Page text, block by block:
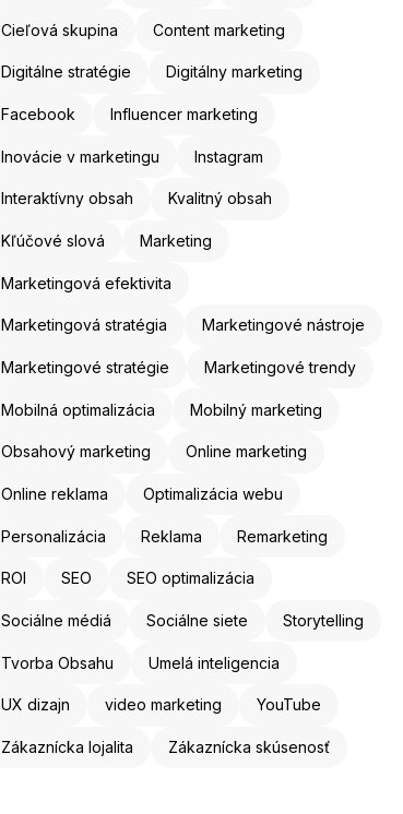
Cieľová skupina Content marketing
Digitálne stratégie Digitálny marketing
Facebook Influencer marketing
Inovácie v marketingu Instagram
Interaktívny obsah Kvalitný obsah
Kľúčové slová Marketing
Marketingová efektivita
Marketingová stratégia Marketingové nástroje
Marketingové stratégie Marketingové trendy
Mobilná optimalizácia Mobilný marketing
Obsahový marketing Online marketing
Online reklama Optimalizácia webu
Personalizácia Reklama Remarketing
ROI SEO SEO optimalizácia
Sociálne médiá Sociálne siete Storytelling
Tvorba Obsahu Umelá inteligencia
UX dizajn video marketing YouTube
Zákaznícka lojalita Zákaznícka skúsenosť